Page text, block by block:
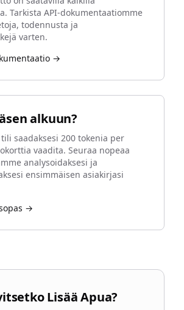
Tarkista API-dokumentaatiomme
todennusta ja
varten.
→
alkuun?
saadaksesi 200 tokenia per
vaadita. Seuraa nopeaa
analysoidaksesi ja
ensimmäisen asiakirjasi
→
Lisää Apua?